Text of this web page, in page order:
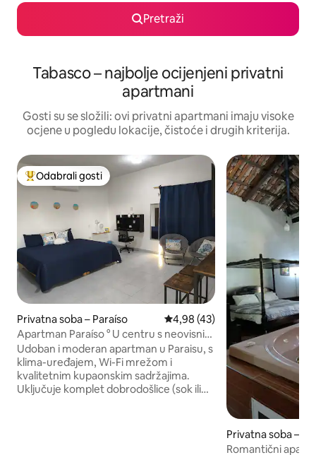
Pretraži
Tabasco – najbolje ocijenjeni privatni
apartmani
Gosti su se složili: ovi privatni apartmani imaju visoke
ocjene u pogledu lokacije, čistoće i drugih kriterija.
Među najviše rangiranima s oznakom „Odabrali gosti”
Odabrali gosti
Privatna soba – Paraíso Prosječna ocjena: 4,98/5,
4,98 (43)
Apartman Paraíso ° U centru s neovisnim
pristupom
Udoban i moderan apartman u Paraisu, s
klima-uređajem, Wi-Fi mrežom i
kvalitetnim kupaonskim sadržajima.
Uključuje komplet dobrodošlice (sok ili
Privatna soba –
Romantični